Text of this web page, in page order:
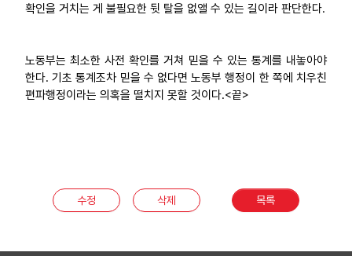
확인을 거치는 게 불필요한 뒷 탈을 없앨 수 있는 길이라 판단한다.
노동부는 최소한 사전 확인를 거쳐 믿을 수 있는 통계를 내놓아야
한다. 기초 통계조차 믿을 수 없다면 노동부 행정이 한 쪽에 치우친
편파행정이라는 의혹을 떨치지 못할 것이다.<끝>
수정 삭제 목록